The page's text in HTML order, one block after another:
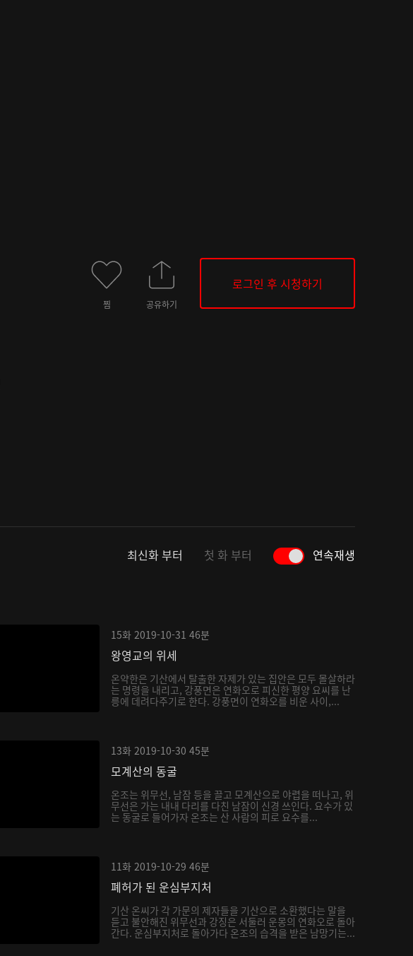
찜 공유하기
로그인 후 시청하기
최신화 부터 첫 화 부터 연속재생
15화 2019-10-31 46분
왕영교의 위세
온약한은 기산에서 탈출한 자제가 있는 집안은 모두 몰살하라
는 명령을 내리고, 강풍면은 연화오로 피신한 평양 요씨를 난
릉에 데려다주기로 한다. 강풍면이 연화오를 비운 사이,...
13화 2019-10-30 45분
모계산의 동굴
온조는 위무선, 남잠 등을 끌고 모계산으로 야렵을 떠나고, 위
무선은 가는 내내 다리를 다친 남잠이 신경 쓰인다. 요수가 있
는 동굴로 들어가자 온조는 산 사람의 피로 요수를...
11화 2019-10-29 46분
폐허가 된 운심부지처
기산 온씨가 각 가문의 제자들을 기산으로 소환했다는 말을
듣고 불안해진 위무선과 강징은 서둘러 운몽의 연화오로 돌아
간다. 운심부지처로 돌아가다 온조의 습격을 받은 남망기는...